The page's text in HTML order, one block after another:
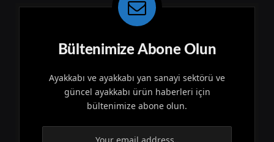
Bültenimize Abone Olun
Ayakkabı ve ayakkabı yan sanayi sektörü ve
güncel ayakkabı ürün haberleri için
bültenimize abone olun.